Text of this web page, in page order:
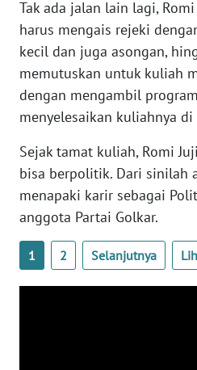
Tak ada jalan lain lagi,
harus mengais rejeki
kecil dan juga asongan,
memutuskan untuk kuliah
dengan mengambil
menyelesaikan kuliahnya di
Sejak tamat kuliah, Romi
bisa berpolitik. Dari sinilah
menapaki karir sebagai
anggota Partai Golkar.
1 2 Selanjutnya
SULTENG
WN
SULBAR
WN
WN
SUMBAR
SUMSEL